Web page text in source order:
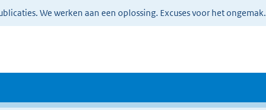
We werken aan een oplossing. Excuses voor het ongemak.